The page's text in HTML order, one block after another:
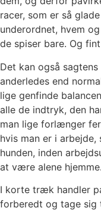
racer, som er så
underordnet, hvem
de spiser bare. Og
Det kan også
anderledes end
lige genfinde
alle de indtryk, den
man lige forlænger
hvis man er i
hunden, inden
at være alene hjemme.
I korte træk handler
forberedt og tage sig